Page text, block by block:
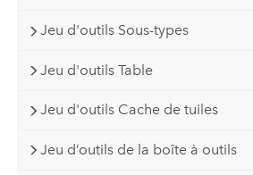
Jeu d'outils Sous-types
Jeu d'outils Table
Jeu d'outils Cache de tuiles
Jeu d’outils de la boîte à outils